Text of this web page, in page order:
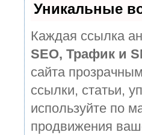
Уникальные
Каждая ссылка
SEO, Трафик и
сайта
ссылки, статьи,
используйте по
продвижения